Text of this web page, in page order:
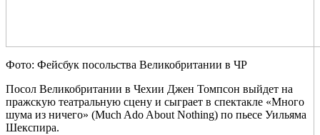
Фото: Фейсбук посольства Великобритании в ЧР
Посол Великобритании в Чехии Джен Томпсон выйдет на
пражскую театральную сцену и сыграет в спектакле «Много
шума из ничего» (Much Ado About Nothing) по пьесе Уильяма
Шекспира.